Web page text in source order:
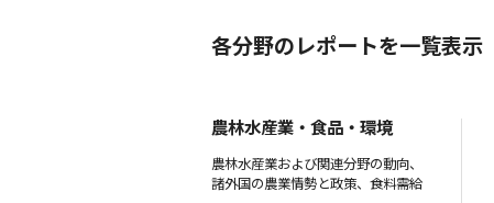
各分野のレポートを一覧表示
農林水産業・食品・環境
農林水産業および関連分野の動向、
諸外国の農業情勢と政策、食料需給